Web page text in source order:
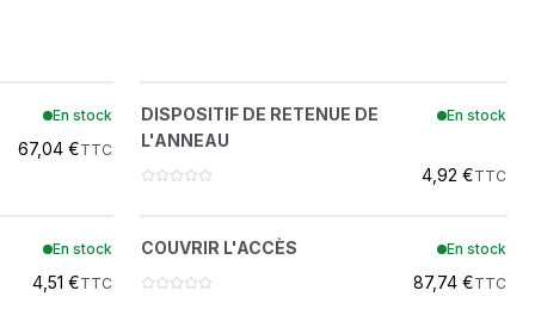
En stock
67,04 €TTC
?
7466664
DISPOSITIF DE RETENUE DE
L'ANNEAU
En stock
4,92 €TTC
En stock
4,51 €TTC
COUVRIR L'ACCÈS
7466874
COUVRIR L'ACCÈS En stock
87,74 €TTC